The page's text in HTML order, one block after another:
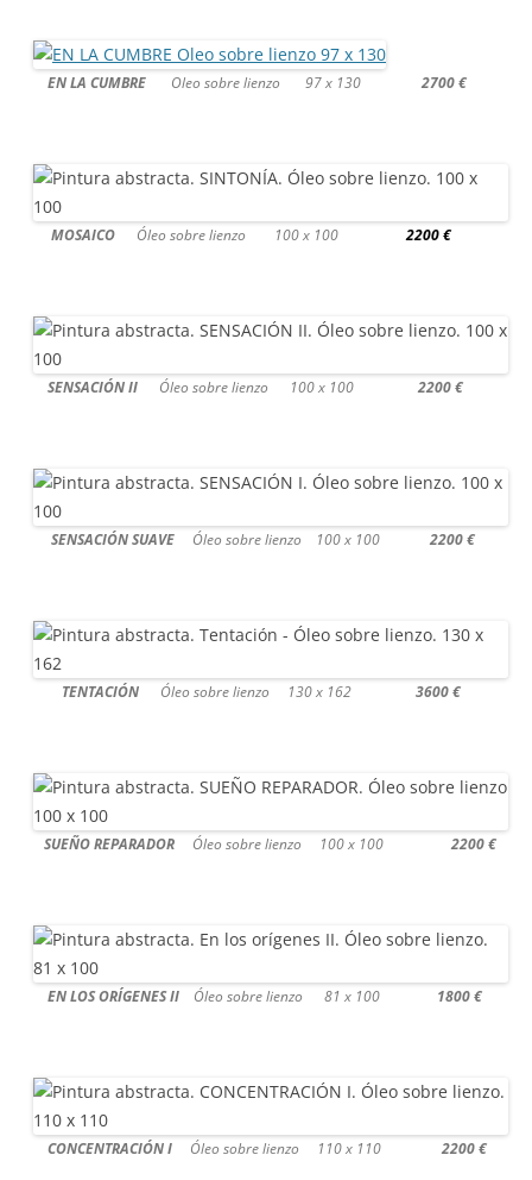
EN LA CUMBRE Oleo sobre lienzo 97 x 130 2700 €
MOSAICO Óleo sobre lienzo 100 x 100 2200 €
SENSACIÓN II Óleo sobre lienzo 100 x 100 2200 €
SENSACIÓN SUAVE Óleo sobre lienzo 100 x 100 2200 €
TENTACIÓN Óleo sobre lienzo 130 x 162 3600 €
SUEÑO REPARADOR Óleo sobre lienzo 100 x 100 2200 €
EN LOS ORÍGENES II Óleo sobre lienzo 81 x 100 1800 €
CONCENTRACIÓN I Óleo sobre lienzo 110 x 110 2200 €